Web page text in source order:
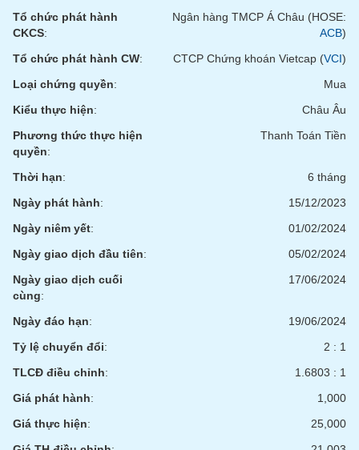
Tin
tức
kiện
Tài
liệu
Tâm
lý
thị
trường
Tổ chức phát hành
CKCS:
Ngân hàng TMCP Á Châu (HOSE:
ACB)
Tổ chức phát hành CW: CTCP Chứng khoán Vietcap (VCI)
Loại chứng quyền:
Mua
Kiểu thực hiện:
Châu Âu
Phương thức thực hiện
quyền:
Thanh Toán Tiền
Thời hạn:
6 tháng
Ngày phát hành:
15/12/2023
Ngày niêm yết:
01/02/2024
Ngày giao dịch đầu tiên:
05/02/2024
Ngày giao dịch cuối
cùng:
17/06/2024
Ngày đáo hạn:
19/06/2024
Tỷ lệ chuyển đổi:
2 : 1
TLCĐ điều chỉnh:
1.6803 : 1
Giá phát hành:
1,000
Giá thực hiện:
25,000
CÔNG
NGHIỆP
TIÊU
DÙNG
THIẾT
YẾU
TIÊU
DÙNG
THIẾT
YẾU